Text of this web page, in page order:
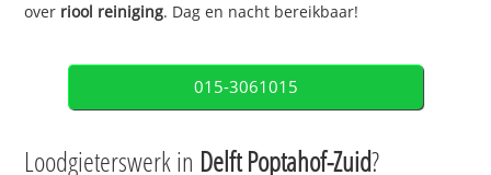
over riool reiniging. Dag en nacht bereikbaar!
015-3061015
Loodgieterswerk in Delft Poptahof-Zuid?